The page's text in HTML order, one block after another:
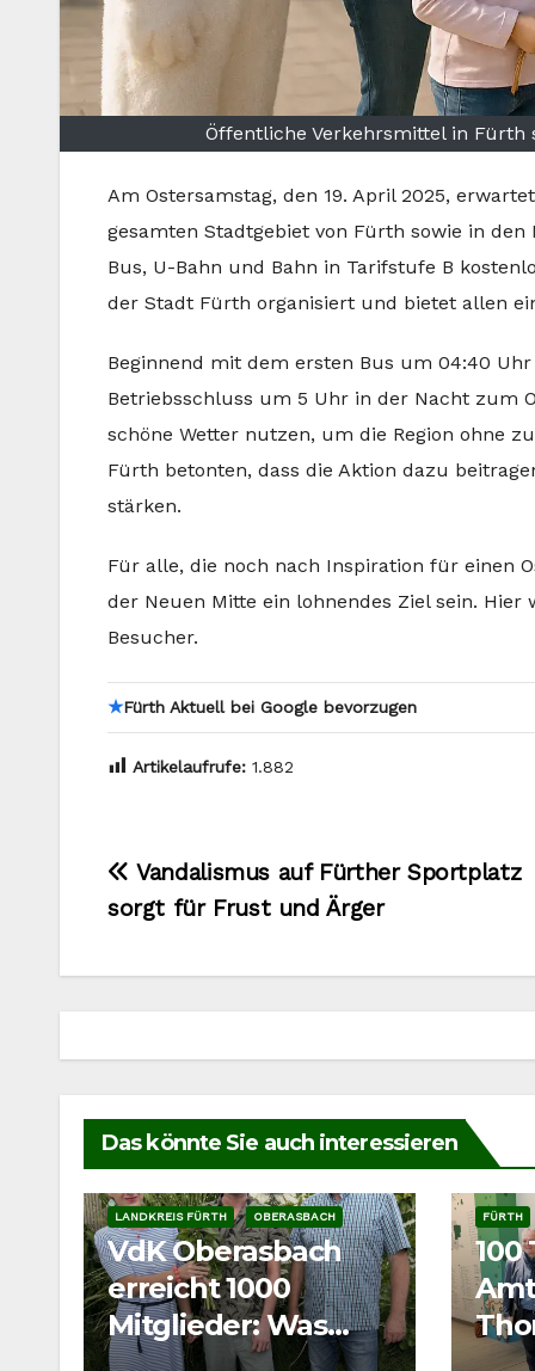
Öffentliche Verkehrsmittel in Fürth
Am Ostersamstag, den 19. April 2025,
gesamten Stadtgebiet von Fürth sowie in
Bus, U-Bahn und Bahn in Tarifstufe B
der Stadt Fürth organisiert und bietet allen
Beginnend mit dem ersten Bus um 04:40
Betriebsschluss um 5 Uhr in der Nacht zum
schöne Wetter nutzen, um die Region ohne
Fürth betonten, dass die Aktion dazu
stärken.
Für alle, die noch nach Inspiration für einen
der Neuen Mitte ein lohnendes Ziel sein.
Besucher.
★Fürth Aktuell bei Google bevorzugen
Artikelaufrufe: 1.882
Beitragsnavigation
Vandalismus auf Fürther Sportplatz
sorgt für Frust und Ärger
Das könnte Sie auch interessieren
LANDKREIS FÜRTH OBERASBACH
VdK Oberasbach
erreicht 1000
Mitglieder: Was
hinter dem
FÜRTH
100